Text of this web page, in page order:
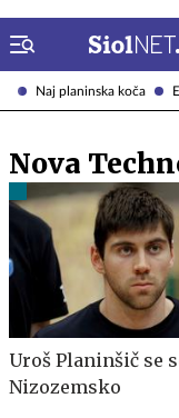
Naj planinska koča
Nova
Uroš Planinšič se
Nizozemsko